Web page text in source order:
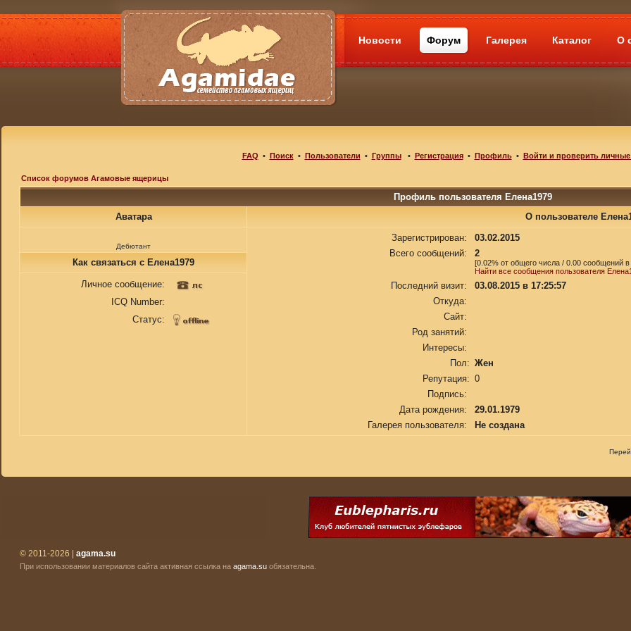
Новости Форум Галерея Каталог О
FAQ • Поиск• Пользователи • Группы• Регистрация• Профиль• Войти и проверить
Список форумов Агамовые ящерицы
Профиль пользователя Елена1979
Аватара
О пользователе
Дебютант
Зарегистрирован:
03.02.2015
Всего сообщений:
2
[0.02% от общего числа / 0.00 сообщений в
Найти все сообщения пользователя
Последний визит:
03.08.2015 в 17:25:57
Откуда:
Сайт:
Род занятий:
Интересы:
Пол: Жен
Репутация: 0
Подпись:
Дата рождения:
29.01.1979
Галерея пользователя:
Не создана
Как связаться с Елена1979
Личное сообщение:
ICQ Number:
Статус:
© 2011-2026 | agama.su
При использовании материалов сайта активная ссылка на agama.su обязательна.